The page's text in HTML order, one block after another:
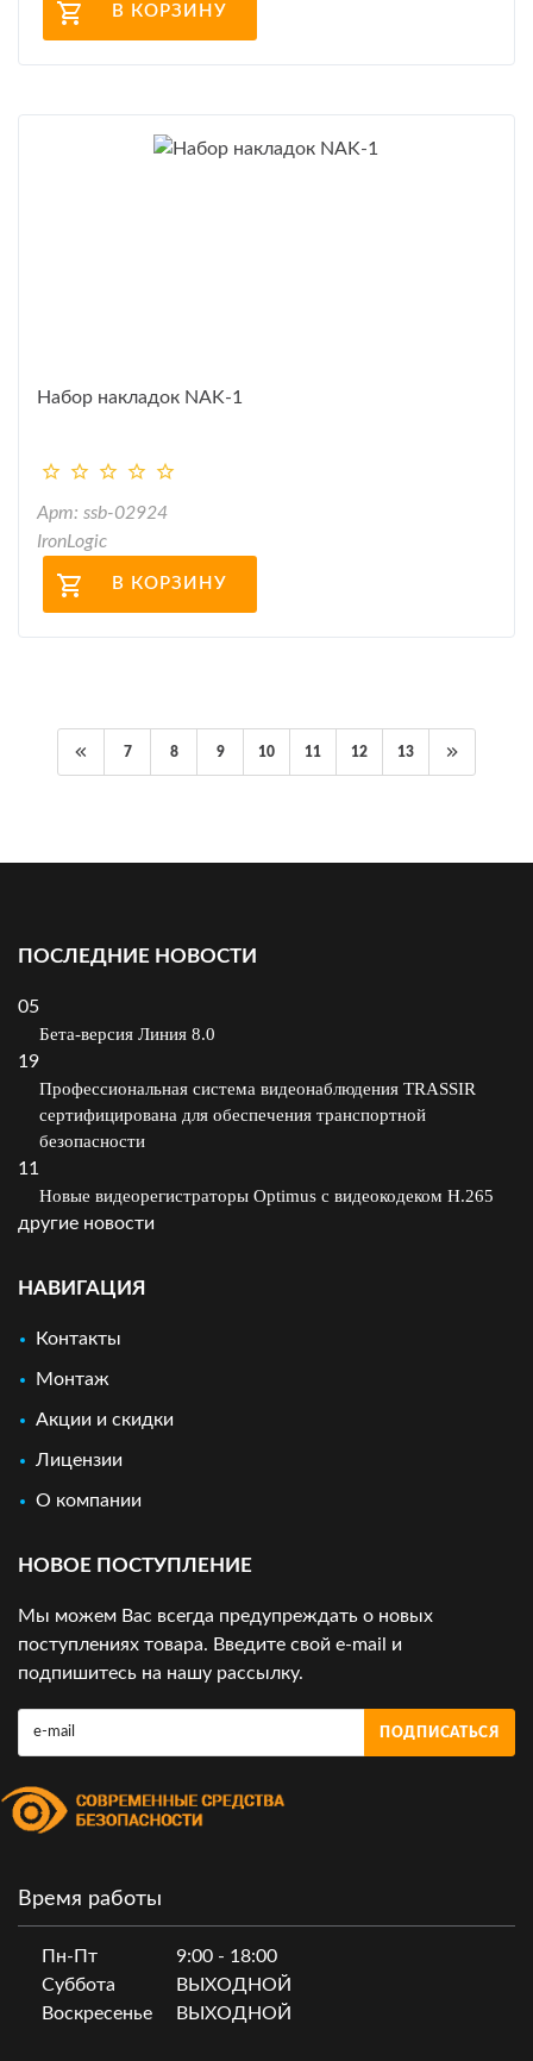
В КОРЗИНУ
Набор накладок NAK-1
Арт: ssb-02924
IronLogic
В КОРЗИНУ
7 8 9 10 11 12 13
ПОСЛЕДНИЕ НОВОСТИ
05
Бета-версия Линия 8.0
19
Профессиональная система видеонаблюдения TRASSIR
сертифицирована для обеспечения транспортной
безопасности
11
Новые видеорегистраторы Optimus с видеокодеком H.265
другие новости
НАВИГАЦИЯ
Контакты
Монтаж
Акции и скидки
Лицензии
О компании
НОВОЕ ПОСТУПЛЕНИЕ
Мы можем Вас всегда предупреждать о новых
поступлениях товара. Введите свой e-mail и
подпишитесь на нашу рассылку.
ПОДПИСАТЬСЯ
Время работы
Пн-Пт
9:00 - 18:00
Суббота
ВЫХОДНОЙ
Воскресенье
ВЫХОДНОЙ